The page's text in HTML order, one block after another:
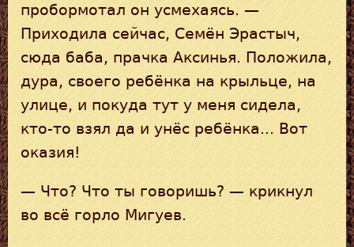
пробормотал он усмехаясь. —
Приходила сейчас, Семён Эрастыч,
сюда баба, прачка Аксинья. Положила,
дура, своего ребёнка на крыльце, на
улице, и покуда тут у меня сидела,
кто-то взял да и унёс ребёнка... Вот
оказия!
— Что? Что ты говоришь? — крикнул
во всё горло Мигуев.